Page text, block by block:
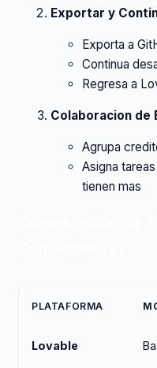
Exportar y
Exporta a
Continua
Regresa a
Colaboracion de
Agrupa
Asigna
tienen mas
PLATAFORMA
Lovable